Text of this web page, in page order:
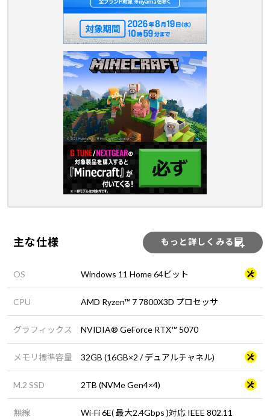
主な仕様 もっと詳しくみる
OS Windows 11 Home 64ビット
CPU AMD Ryzen™ 7 7800X3D プロセッサ
グラフィックス NVIDIA® GeForce RTX™ 5070
メモリ標準容量 32GB (16GB×2 / デュアルチャネル)
M.2 SSD 2TB (NVMe Gen4×4)
無線
Wi-Fi 6E( 最大2.4Gbps )対応 IEEE 802.11